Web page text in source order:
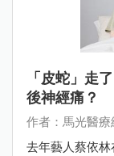
「皮蛇」走
後神經痛？
作者：馬光醫療
去年藝人蔡依林